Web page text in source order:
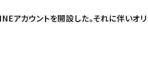
アカウントを開設した。それに伴いオ